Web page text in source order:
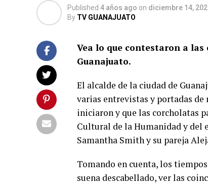
Published 4 años ago on diciembre 14,
By TV GUANAJUATO
Vea lo que contestaron a
Guanajuato.
El alcalde de la ciudad de
varias entrevistas y portadas de
iniciaron y que las corcholatas
Cultural de la Humanidad y del
Samantha Smith y su pareja
Tomando en cuenta, los
suena descabellado, ver las